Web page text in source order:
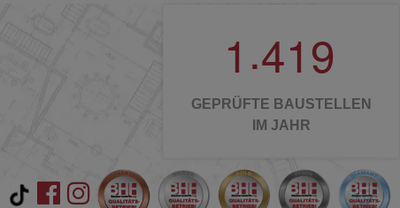
1 .419
GEPRÜFTE BAUSTELLEN
IM JAHR